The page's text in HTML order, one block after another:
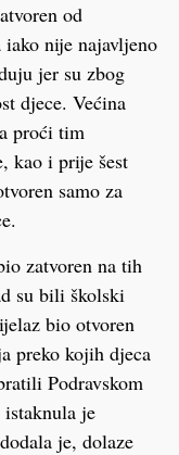
od
nije najavljeno
jer su zbog
djece. Većina
proći tim
kao i prije šest
samo za
zatvoren na tih
su bili školski
bio otvoren
preko kojih djeca
Podravskom
je
je, dolaze